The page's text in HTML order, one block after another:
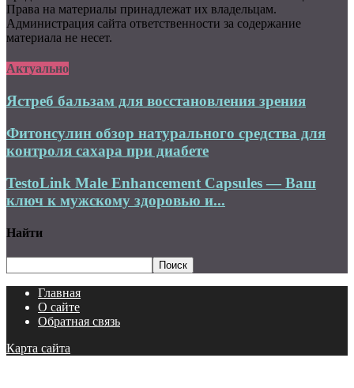
Права на материалы принадлежат их владельцам.
Администрация сайта ответственности за содержание
материала не несет.
Актуально
Ястреб бальзам для восстановления зрения
Фитонсулин обзор натурального средства для
контроля сахара при диабете
TestoLink Male Enhancement Capsules — Ваш
ключ к мужскому здоровью и...
Найти
Главная
О сайте
Обратная связь
Карта сайта